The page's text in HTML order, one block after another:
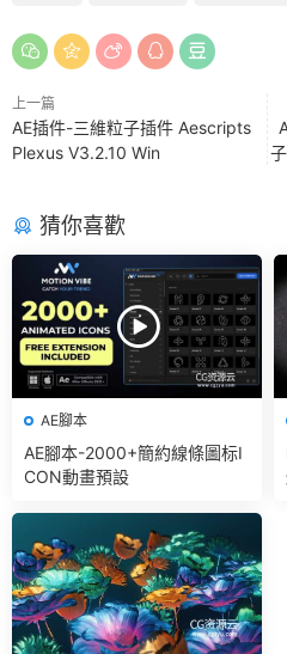
上一篇
AE插件-三維粒子插件 Aescripts
Plexus V3.2.10 Win
猜你喜歡
AE腳本
AE腳本-2000+簡約線條圖标I
CON動畫預設